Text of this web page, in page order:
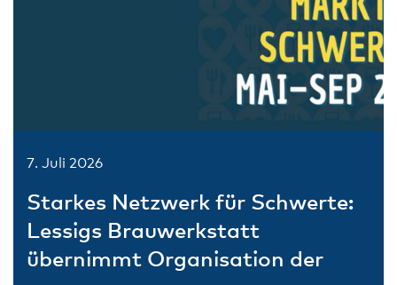
7. Juli 2026
Starkes Netzwerk für Schwerte:
Lessigs Brauwerkstatt
übernimmt Organisation der